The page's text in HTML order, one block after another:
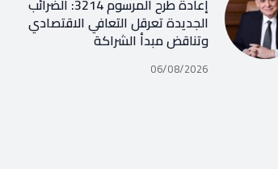
إعادة طرح المرسوم 3214: الضرائب
الجديدة تعرقل التعافي الاقتصادي
وتناقض مبدأ الشراكة
06/08/2026